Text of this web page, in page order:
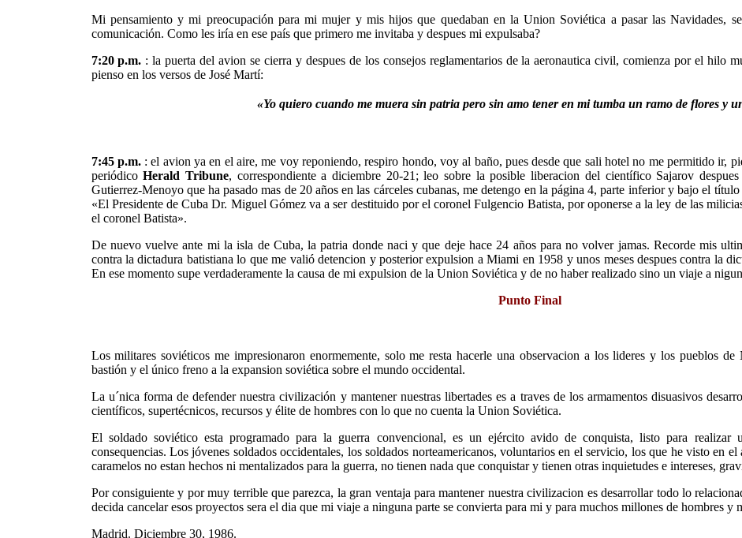
Mi pensamiento y mi preocupación para mi mujer y mis hijos que quedaban en la Union Soviética a pasar las Navidades,
comunicación. Como les iría en ese país que primero me invitaba y despues mi expulsaba?
7:20 p.m. : la puerta del avion se cierra y despues de los consejos reglamentarios de la aeronautica civil, comienza por el hilo
pienso en los versos de José Martí:
«Yo quiero cuando me muera sin patria pero sin amo tener en mi tumba un ramo de flores y
7:45 p.m.: el avion ya en el aire, me voy reponiendo, respiro hondo, voy al baño, pues desde que sali hotel no me permitido ir,
periódicoHerald Tribune, correspondiente a diciembre 20-21; leo sobre la posible liberacion del científico Sajarov
Gutierrez-Menoyo que ha pasado mas de 20 años en las cárceles cubanas, me detengo en la página 4, parte inferior y bajo el
«El Presidente de Cuba Dr. Miguel Gómez va a ser destituido por el coronel Fulgencio Batista, por oponerse a la ley de las
el coronel Batista».
De nuevo vuelve ante mi la isla de Cuba, la patria donde naci y que deje hace 24 años para no volver jamas. Recorde mis
contra la dictadura batistiana lo que me valió detencion y posterior expulsion a Miami en 1958 y unos meses despues contra la
En ese momento supe verdaderamente la causa de mi expulsion de la Union Soviética y de no haber realizado sino un viaje a
Punto Final
Los militares soviéticos me impresionaron enormemente, solo me resta hacerle una observacion a los lideres y los pueblos
bastión y el único freno a la expansion soviética sobre el mundo occidental.
La u´nica forma de defender nuestra civilización y mantener nuestras libertades es a traves de los armamentos disuasivos
científicos, supertécnicos, recursos y élite de hombres con lo que no cuenta la Union Soviética.
El soldado soviético esta programado para la guerra convencional, es un ejército avido de conquista, listo para realizar
consequencias. Los jóvenes soldados occidentales, los soldados norteamericanos, voluntarios en el servicio, los que he visto en
caramelos no estan hechos ni mentalizados para la guerra, no tienen nada que conquistar y tienen otras inquietudes e intereses,
Por consiguiente y por muy terrible que parezca, la gran ventaja para mantener nuestra civilizacion es desarrollar todo lo
decida cancelar esos proyectos sera el dia que mi viaje a ninguna parte se convierta para mi y para muchos millones de hombres
Madrid. Diciembre 30, 1986.